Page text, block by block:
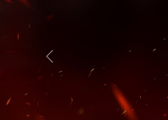
Previous